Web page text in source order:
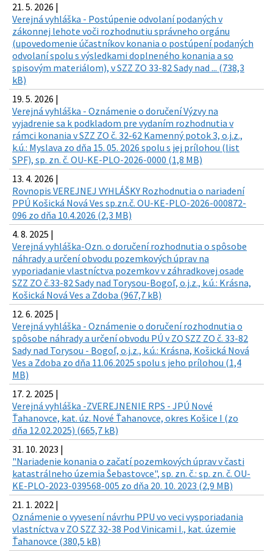
21. 5. 2026 |
Verejná vyhláška - Postúpenie odvolaní podaných v
zákonnej lehote voči rozhodnutiu správneho orgánu
(upovedomenie účastníkov konania o postúpení podaných
odvolaní spolu s výsledkami doplneného konania a so
spisovým materiálom), v SZZ ZO 33-82 Sady nad ... (738,3
kB)
19. 5. 2026 |
Verejná vyhláška - Oznámenie o doručení Výzvy na
vyjadrenie sa k podkladom pre vydaním rozhodnutia v
rámci konania v SZZ ZO č. 32-62 Kamenný potok 3, o.j.z.,
k.ú.: Myslava zo dňa 15. 05. 2026 spolu s jej prílohou (list
SPF), sp. zn. č. OU-KE-PLO-2026-0000 (1,8 MB)
13. 4. 2026 |
Rovnopis VEREJNEJ VYHLÁŠKY Rozhodnutia o nariadení
PPÚ Košická Nová Ves sp.zn.č. OU-KE-PLO-2026-000872-
096 zo dňa 10.4.2026 (2,3 MB)
4. 8. 2025 |
Verejná vyhláška-Ozn. o doručení rozhodnutia o spôsobe
náhrady a určení obvodu pozemkových úprav na
vyporiadanie vlastníctva pozemkov v záhradkovej osade
SZZ ZO č.33-82 Sady nad Torysou-Bogoľ, o.j.z., k.ú.: Krásna,
Košická Nová Ves a Zdoba (967,7 kB)
12. 6. 2025 |
Verejná vyhláška - Oznámenie o doručení rozhodnutia o
spôsobe náhrady a určení obvodu PÚ v ZO SZZ ZO č. 33-82
Sady nad Torysou - Bogoľ, o.j.z., k.ú.: Krásna, Košická Nová
Ves a Zdoba zo dňa 11.06.2025 spolu s jeho prílohou (1,4
MB)
17. 2. 2025 |
Verejná vyhláška -ZVEREJNENIE RPS - JPÚ Nové
Ťahanovce, kat. úz. Nové Ťahanovce, okres Košice I (zo
dňa 12.02.2025) (665,7 kB)
31. 10. 2023 |
"Nariadenie konania o začatí pozemkových úprav v časti
katastrálneho územia Šebastovce", sp. zn. č.: sp. zn. č. OU-
KE-PLO-2023-039568-005 zo dňa 20. 10. 2023 (2,9 MB)
21. 1. 2022 |
Oznámenie o vyvesení návrhu PPU vo veci vysporiadania
vlastníctva v ZO SZZ 32-38 Pod Vinicami I., kat. územie
Ťahanovce (380,5 kB)